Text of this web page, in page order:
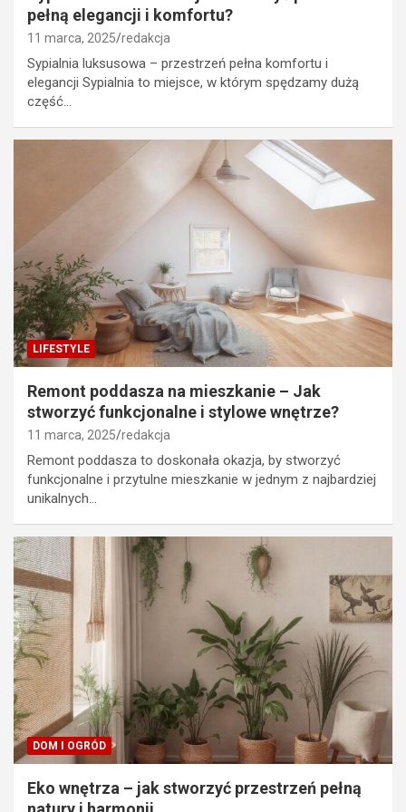
pełną elegancji i komfortu?
11 marca, 2025 redakcja
Sypialnia luksusowa – przestrzeń pełna komfortu i
elegancji Sypialnia to miejsce, w którym spędzamy dużą
część…
LIFESTYLE
Remont poddasza na mieszkanie – Jak
stworzyć funkcjonalne i stylowe wnętrze?
11 marca, 2025 redakcja
Remont poddasza to doskonała okazja, by stworzyć
funkcjonalne i przytulne mieszkanie w jednym z najbardziej
unikalnych…
DOM I OGRÓD
Eko wnętrza – jak stworzyć przestrzeń pełną